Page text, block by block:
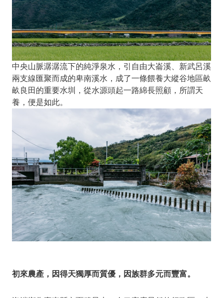
中央山脈潺潺流下的純淨泉水，引自由大崙溪、新武呂溪
兩支線匯聚而成的卑南溪水，成了一條餵養大縱谷地區畝
畝良田的重要水圳，從水源頭起一路綿長照顧，所謂天
養，便是如此。
初來農產，因得天獨厚而質優，因族群多元而豐富。